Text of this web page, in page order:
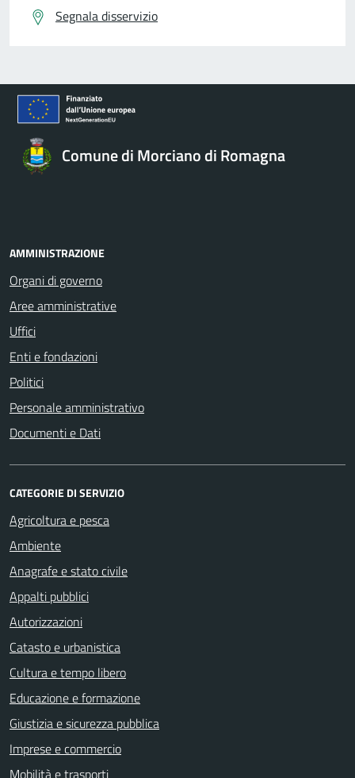
Segnala disservizio
Comune di Morciano di Romagna
AMMINISTRAZIONE
Organi di governo
Aree amministrative
Uffici
Enti e fondazioni
Politici
Personale amministrativo
Documenti e Dati
CATEGORIE DI SERVIZIO
Agricoltura e pesca
Ambiente
Anagrafe e stato civile
Appalti pubblici
Autorizzazioni
Catasto e urbanistica
Cultura e tempo libero
Educazione e formazione
Giustizia e sicurezza pubblica
Imprese e commercio
Mobilità e trasporti